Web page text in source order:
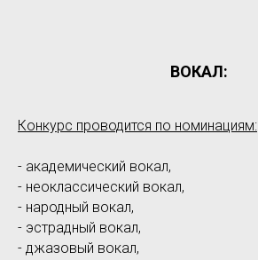
ВОКАЛ:
Конкурс проводится по номинациям:
- академический вокал,
- неоклассический вокал,
- народный вокал,
- эстрадный вокал,
- джазовый вокал,